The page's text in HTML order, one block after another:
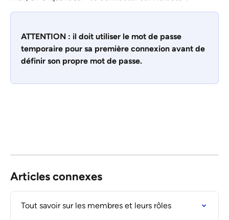
ATTENTION : il doit utiliser le mot de passe
temporaire pour sa première connexion avant de
définir son propre mot de passe.
Articles connexes
Tout savoir sur les membres et leurs rôles